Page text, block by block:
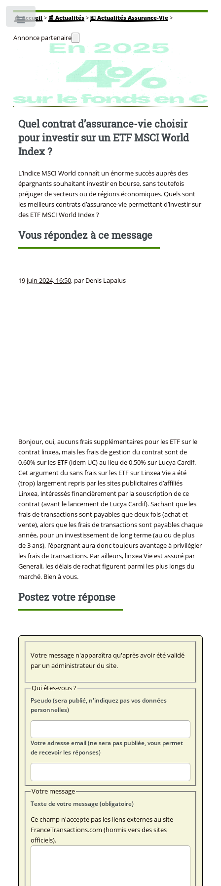
🏠Accueil > 📰 Actualités> 💶 Actualités Assurance-Vie>
Annonce partenaire
Quel contrat d’assurance-vie choisir
pour investir sur un ETF MSCI World
Index ?
L’indice MSCI World connaît un énorme succès auprès des
épargnants souhaitant investir en bourse, sans toutefois
préjuger de secteurs ou de régions économiques. Quels sont
les meilleurs contrats d’assurance-vie permettant d’investir sur
des ETF MSCI World Index ?
Vous répondez à ce message
19 juin 2024, 16:50, par Denis Lapalus
Bonjour, oui, aucuns frais supplémentaires pour les ETF sur le
contrat linxea, mais les frais de gestion du contrat sont de
0.60% sur les ETF (idem UC) au lieu de 0.50% sur Lucya Cardif.
Cet argument du sans frais sur les ETF sur Linxea Vie a été
(trop) largement repris par les sites publicitaires d’affiliés
Linxea, intéressés financièrement par la souscription de ce
contrat (avant le lancement de Lucya Cardif). Sachant que les
frais de transactions sont payables que deux fois (achat et
vente), alors que les frais de transactions sont payables chaque
année, pour un investissement de long terme (au ou de plus
de 3 ans), l’épargnant aura donc toujours avantage à privilégier
les frais de transactions. Par ailleurs, linxea Vie est assuré par
Generali, les délais de rachat figurent parmi les plus longs du
marché. Bien à vous.
Postez votre réponse
Votre message n'apparaîtra qu'après avoir été validé
par un administrateur du site.
Qui êtes-vous ?
Pseudo (sera publié, n'indiquez pas vos données
personnelles)
Votre adresse email (ne sera pas publiée, vous permet
de recevoir les réponses)
Votre message
Texte de votre message (obligatoire)
Ce champ n'accepte pas les liens externes au site
FranceTransactions.com (hormis vers des sites
officiels).
Toggle